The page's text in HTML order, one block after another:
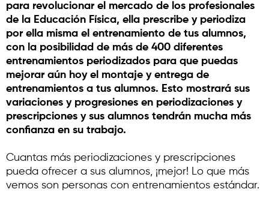
para revolucionar el mercado de los profesionales
de la Educación Física, ella prescribe y periodiza
por ella misma el entrenamiento de tus alumnos,
con la posibilidad de más de 400 diferentes
entrenamientos periodizados para que puedas
mejorar aún hoy el montaje y entrega de
entrenamientos a tus alumnos. Esto mostrará sus
variaciones y progresiones en periodizaciones y
prescripciones y sus alumnos tendrán mucha más
confianza en su trabajo.
Cuantas más periodizaciones y prescripciones
pueda ofrecer a sus alumnos, ¡mejor! Lo que más
vemos son personas con entrenamientos estándar.